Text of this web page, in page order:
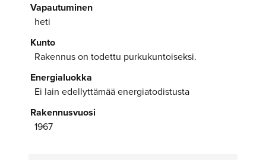
Vapautuminen
heti
Kunto
Rakennus on todettu purkukuntoiseksi.
Energialuokka
Ei lain edellyttämää energiatodistusta
Rakennusvuosi
1967